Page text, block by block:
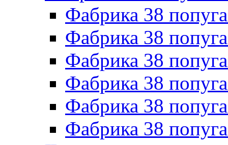
Фабрика 38
Фабрика 38
Фабрика 38
Фабрика 38
Фабрика 38
Фабрика 38